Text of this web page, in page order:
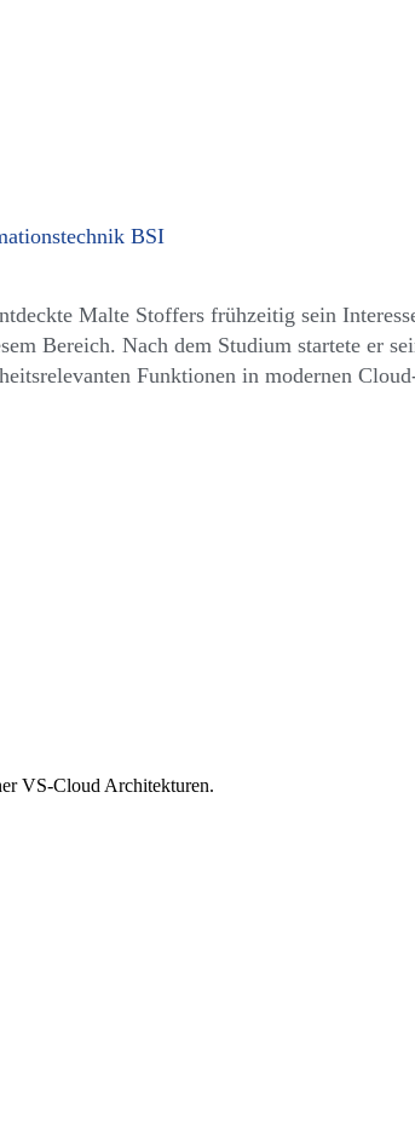
BSI
Malte Stoffers frühzeitig sein
Bereich. Nach dem Studium startete er
Funktionen in modernen
VS-Cloud Architekturen.